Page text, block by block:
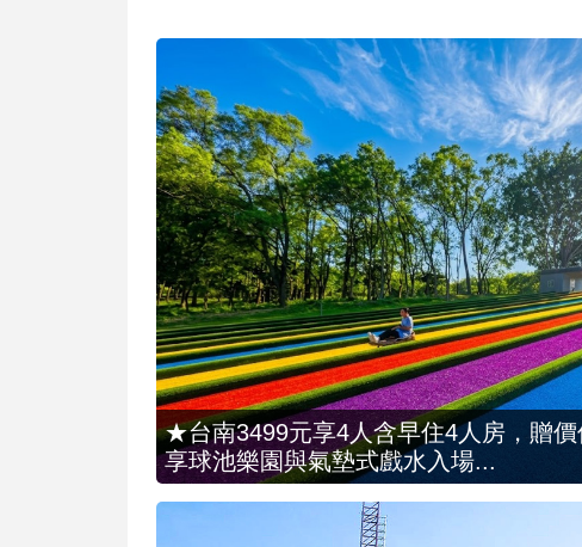
★台南3499元享4人含早住4人房，贈
享球池樂園與氣墊式戲水入場...